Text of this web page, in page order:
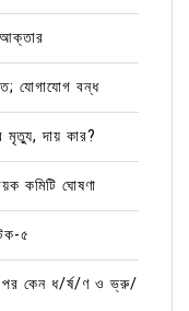
আক্তার
যোগাযোগ বন্ধ
মৃত্যু, দায় কার?
কমিটি ঘোষণা
৫
পর কেন ধ/র্ষ/ণ ও ভ্রু/